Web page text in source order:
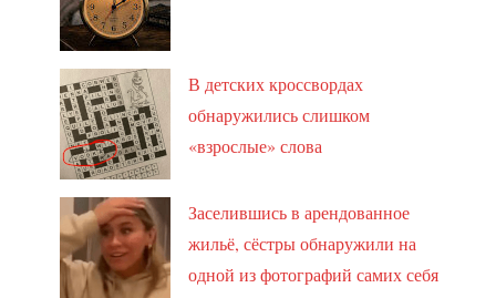
В детских кроссвордах
обнаружились слишком
«взрослые» слова
Заселившись в арендованное
жильё, сёстры обнаружили на
одной из фотографий самих себя